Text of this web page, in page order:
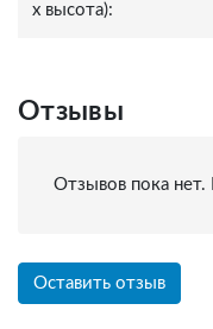
x высота):
Отзывы
Отзывов пока нет.
Оставить отзыв